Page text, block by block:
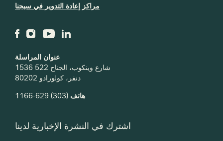
عنوان المراسلة
1536 شارع وينكوب، الجناح 522
دنفر، كولورادو 80202
هاتف (303) 629-1166
مراكز إعادة التدوير في سيجنا
اشترك في النشرة الإخبارية لدينا